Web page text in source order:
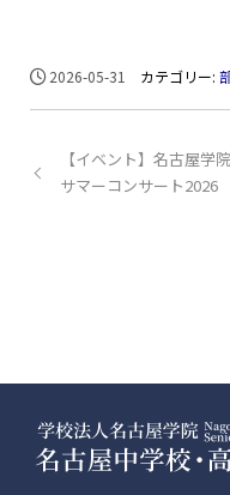
2026-05-31 カテゴリー:
【イベント】名古屋学院
サマーコンサート2026